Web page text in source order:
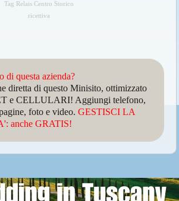
Tag Relais Centro Storico
ricettiva
di questa azienda?
diretta di questo Minisito, ottimizzato
e CELLULARI! Aggiungi telefono,
foto e video.GESTISCI LA
anche GRATIS!